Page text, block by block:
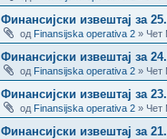
Финансијски извештај за
од Finansijska operativa 2 » Чет
Финансијски извештај за
од Finansijska operativa 2 » Чет
Финансијски извештај за
од Finansijska operativa 2 » Чет
Финансијски извештај за